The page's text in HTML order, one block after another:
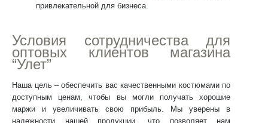
привлекательной для бизнеса.
Условия сотрудничества для
оптовых клиентов магазина
“Улет”
Наша цель – обеспечить вас качественными костюмами по
доступным ценам, чтобы вы могли получать хорошие
маржи и увеличивать свою прибыль. Мы уверены в
надежности нашей продукции, что позволяет нам